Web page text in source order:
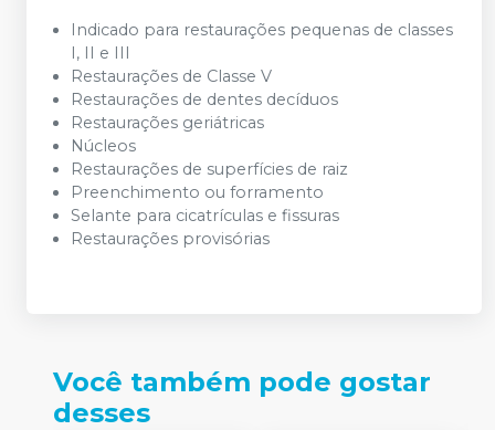
Indicado para restaurações pequenas de classes
I, II e III
Restaurações de Classe V
Restaurações de dentes decíduos
Restaurações geriátricas
Núcleos
Restaurações de superfícies de raiz
Preenchimento ou forramento
Selante para cicatrículas e fissuras
Restaurações provisórias
Você também pode gostar
desses